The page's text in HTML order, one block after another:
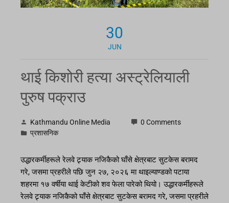
30
JUN
थाई किशोरी हत्या अस्ट्रेलियाली
पुरुष पक्राउ
Kathmandu Online Media
0 Comments
प्रशासनिक
उद्धारकर्मीहरूले रेलवे ट्र्याक नजिकैको घाँसे क्षेत्रबाट सुटकेस बरामद
गरे, जसमा प्रहरीले पछि जुन २७, २०२६ मा थाइल्याण्डको पटाया
शहरमा १७ वर्षीया थाई केटीको शव फेला पारेको थियो। उद्धारकर्मीहरूले
रेलवे ट्र्याक नजिकैको घाँसे क्षेत्रबाट सुटकेस बरामद गरे, जसमा प्रहरीले